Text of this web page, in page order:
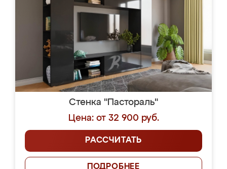
Стенка "Пастораль"
Цена: от 32 900 руб.
РАССЧИТАТЬ
ПОДРОБНЕЕ